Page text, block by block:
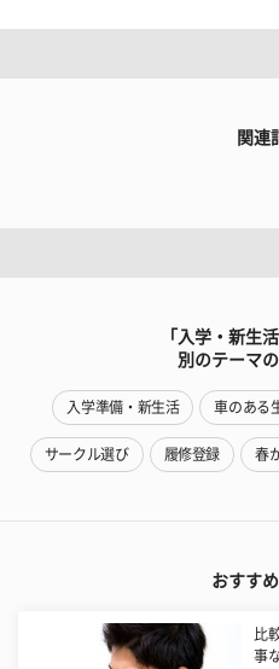
関連
「入学・新生
別のテーマ
入学準備・新生活 車のある
サークル選び 履修登録 春
おすす
比
事